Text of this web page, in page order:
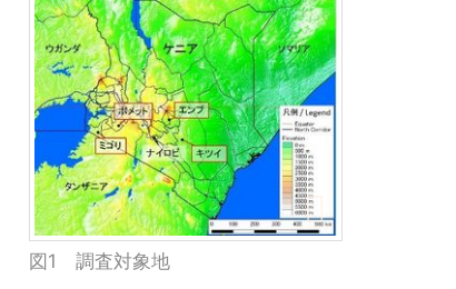
図1 調査対象地